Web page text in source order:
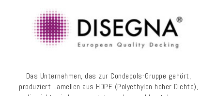
Das Unternehmen, das zur Condepols-Gruppe gehört,
produziert Lamellen aus HDPE (Polyethylen hoher Dichte),